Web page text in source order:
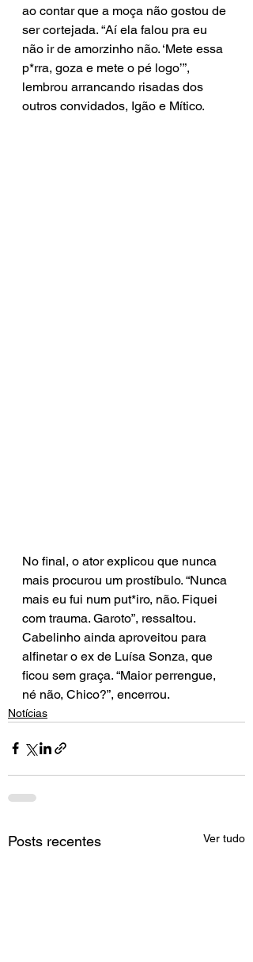
ao contar que a moça não gostou de
ser cortejada. “Aí ela falou pra eu
não ir de amorzinho não. ‘Mete essa
p*rra, goza e mete o pé logo’”,
lembrou arrancando risadas dos
outros convidados, Igão e Mítico.
No final, o ator explicou que nunca
mais procurou um prostíbulo. “Nunca
mais eu fui num put*iro, não. Fiquei
com trauma. Garoto”, ressaltou.
Cabelinho ainda aproveitou para
alfinetar o ex de Luísa Sonza, que
ficou sem graça. “Maior perrengue,
né não, Chico?”, encerrou.
Notícias
Posts recentes Ver tudo